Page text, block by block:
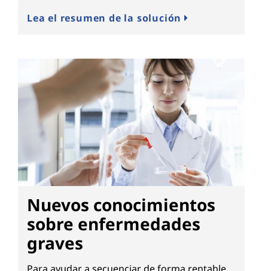
Lea el resumen de la solución
Nuevos conocimientos
sobre enfermedades
graves